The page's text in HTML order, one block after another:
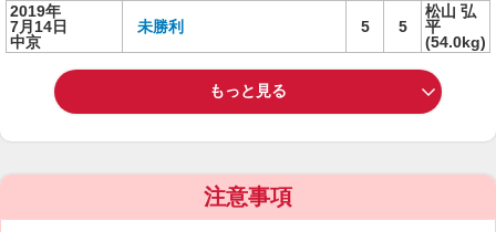
2019年
7月14日
中京
未勝利 5 5
松山 弘
平
(54.0kg)
もっと見る
注意事項